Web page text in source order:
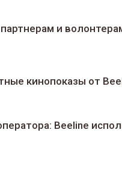
и
кинопоказы от
Beeline